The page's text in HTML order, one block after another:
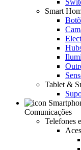
Smart
Tablet &
Comunicações
Telefones